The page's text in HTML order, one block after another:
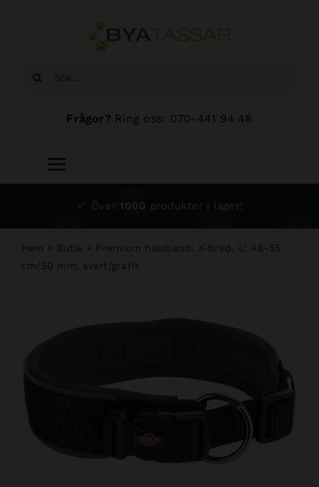
Sök
Frågor? Ring oss: 070-441 94 48
Toggle
Navigation
Hundsalong
Över 1000 produkter i lager!
Hem » Butik » Premium halsband, X-bred, L: 46-55
cm/50 mm, svart/grafit